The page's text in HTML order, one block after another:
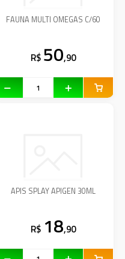
FAUNA MULTI OMEGAS C/60
R$ 50,90
APIS SPLAY APIGEN 30ML
R$ 18,90